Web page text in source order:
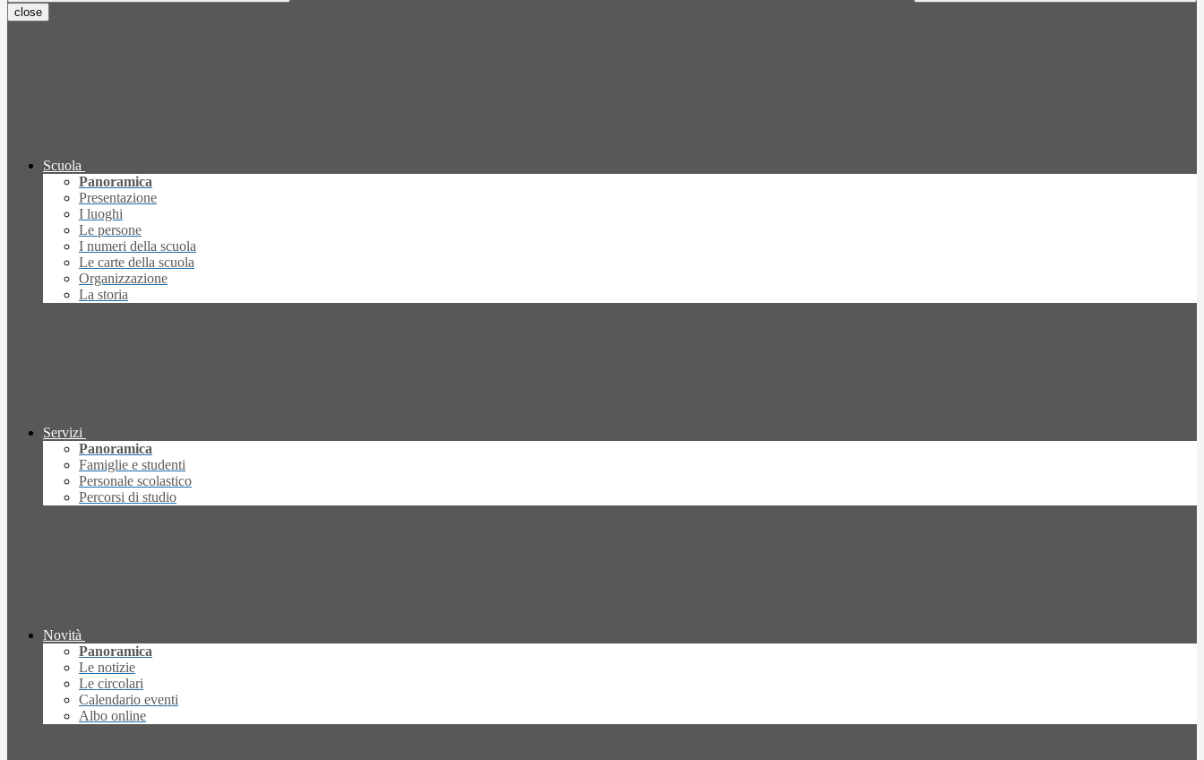
close
Scuola
Panoramica
Presentazione
I luoghi
Le persone
I numeri della scuola
Le carte della scuola
Organizzazione
La storia
Servizi
Panoramica
Famiglie e studenti
Personale scolastico
Percorsi di studio
Novità
Panoramica
Le notizie
Le circolari
Calendario eventi
Albo online